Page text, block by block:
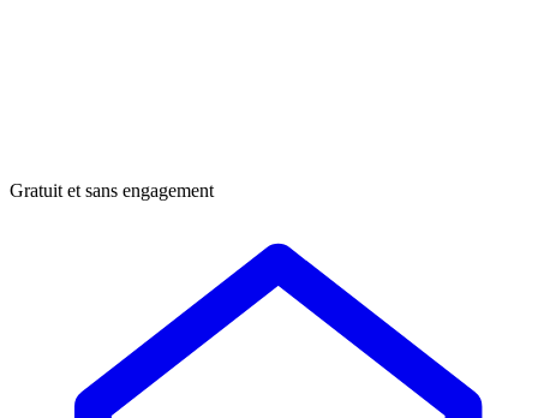
Gratuit et sans engagement